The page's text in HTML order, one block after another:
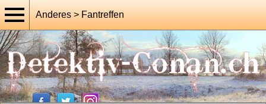
Anderes > Fantreffen